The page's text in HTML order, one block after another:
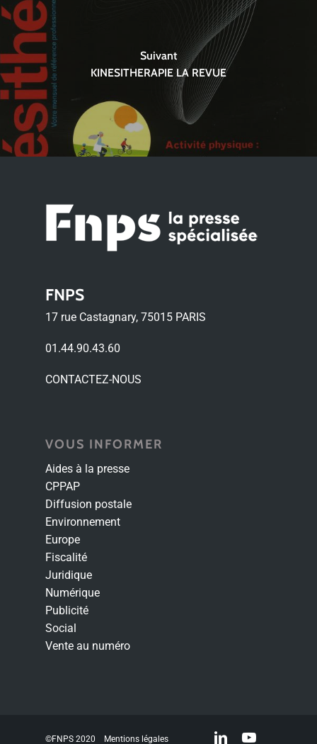
Suivant
KINESITHERAPIE LA REVUE
FNPS
17 rue Castagnary, 75015 PARIS
01.44.90.43.60
CONTACTEZ-NOUS
VOUS INFORMER
Aides à la presse
CPPAP
Diffusion postale
Environnement
Europe
Fiscalité
Juridique
Numérique
Publicité
Social
Vente au numéro
©FNPS 2020 Mentions légales linkedinyoutube